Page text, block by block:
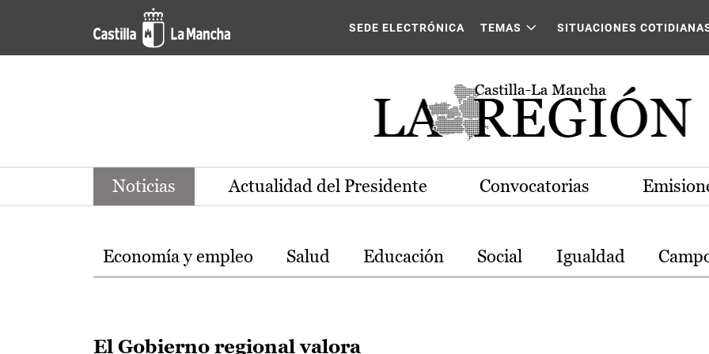
Pasar al contenido principal
Noticias de la región de Castilla-La Mancha
SEDE ELECTRÓNICA TEMAS SITUACIONES
Noticias Actualidad del Presidente Convocatorias
Temas
Economía y empleo Salud Educación Social Igualdad
El Gobierno regional valora